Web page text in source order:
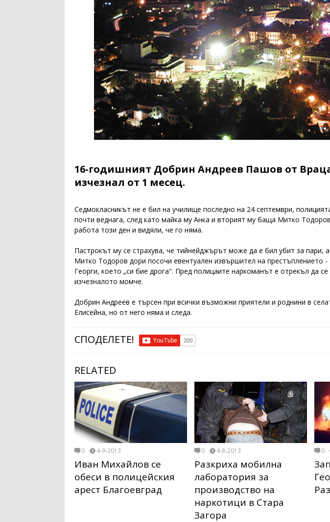
16-годишният Добрин Андреев Пашов от
изчезнал от 1 месец.
Седмокласникът не е бил на училище последно на 24 септември,
почти веднага, след като майка му Анка и вторият му баща Митко
работа този ден и видяли, че го няма.
Пастрокът му се страхува, че тийнейджърът може да е бил убит за пари,
Митко Тодоров дори посочи евентуален извършител на престъплението
Георги, което „си бие дрога". Пред полицаите наркоманът е отрекъл да
изчезналото момче.
Добрин Андреев е търсен при всички възможни приятели и роднини в
Елисейна, но от него няма и следа.
СПОДЕЛЕТЕ!
RELATED
0 4-9-2013
Иван Михайлов се
обеси в полицейския
арест Благоевград
0 4-8-2013
Разкриха мобилна
лаборатория за
производство на
наркотици в Стара
Загора
0